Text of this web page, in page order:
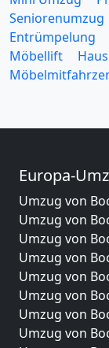
Seniorenumzug
Entrümpelung
Möbellift
Europa-
Umzug von
Umzug von
Umzug von
Umzug von
Umzug von
Umzug von
Umzug von
Umzug von